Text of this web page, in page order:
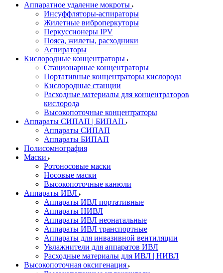
Аппаратное удаление мокроты
Инсуффляторы-аспираторы
Жилетные виброперкуторы
Перкуссионеры IPV
Пояса, жилеты, расходники
Аспираторы
Кислородные концентраторы
Стационарные концентраторы
Портативные концентраторы кислорода
Кислородные станции
Расходные материалы для концентраторов
кислорода
Высокопоточные концентраторы
Аппараты СИПАП | БИПАП
Аппараты СИПАП
Аппараты БИПАП
Полисомнография
Маски
Ротоносовые маски
Носовые маски
Высокопоточные канюли
Аппараты ИВЛ
Аппараты ИВЛ портативные
Аппараты НИВЛ
Аппараты ИВЛ неонатальные
Аппараты ИВЛ транспортные
Аппараты для инвазивной вентиляции
Увлажнители для аппаратов ИВЛ
Расходные материалы для ИВЛ | НИВЛ
Высокопоточная оксигенация